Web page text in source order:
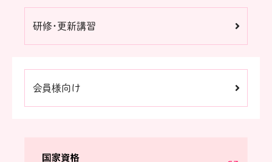
研修・更新講習
会員様向け